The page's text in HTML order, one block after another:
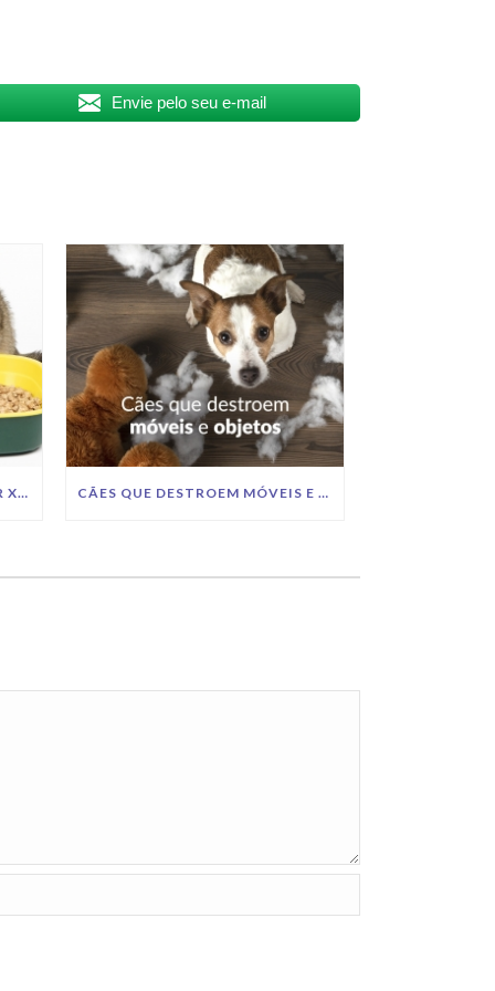
Envie pelo seu e-mail
O QUE LEVA UM GATO A FAZER XIXI FORA DA AREIA? CÃES QUE DESTROEM MÓVEIS E OBJETOS